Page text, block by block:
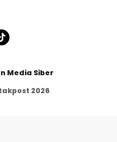
Media Siber
2026